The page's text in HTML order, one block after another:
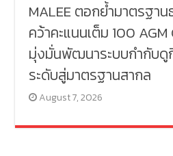
MALEE ตอกย้ำมาตรฐา
คว้าคะแนนเต็ม 100
มุ่งมั่นพัฒนาระบบกำกับดู
ระดับสู่มาตรฐานสากล
August 7, 2026